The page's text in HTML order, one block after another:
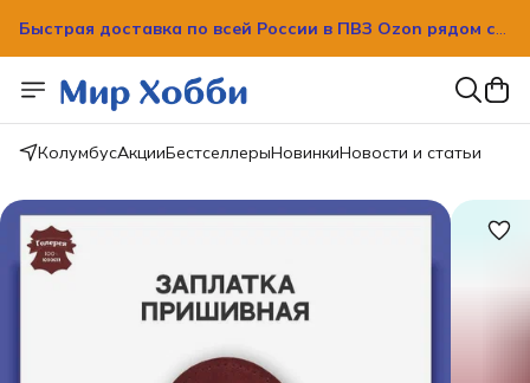
Быстрая доставка по всей России в ПВЗ Ozon рядом с
Быстрая доставка по всей России в ПВЗ Ozon рядом с
вашим домом!
КолумбусАкцииБестселлерыНовинкиНовости и статьи